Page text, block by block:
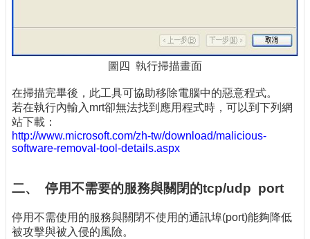
圖四 執行掃描畫面
在掃描完畢後，此工具可協助移除電腦中的惡意程式。
若在執行內輸入mrt卻無法找到應用程式時，可以到下列網
站下載：
http://www.microsoft.com/zh-tw/download/malicious-
software-removal-tool-details.aspx
二、 停用不需要的服務與關閉的tcp/udp port
停用不需使用的服務與關閉不使用的通訊埠(port)能夠降低
被攻擊與被入侵的風險。